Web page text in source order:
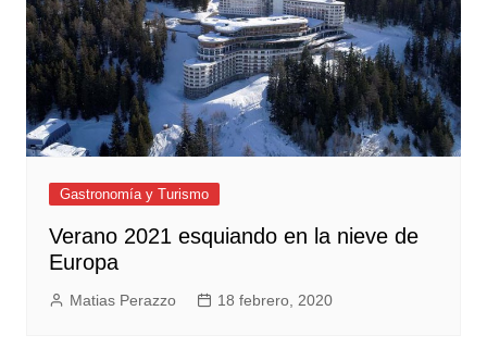
Gastronomía y Turismo
Verano 2021 esquiando en la nieve de
Europa
Matias Perazzo 18 febrero, 2020